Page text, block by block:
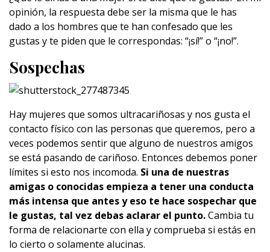
opinión, la respuesta debe ser la misma que le has
dado a los hombres que te han confesado que les
gustas y te piden que le correspondas: “¡sí!” o “¡no!”.
Sospechas
Hay mujeres que somos ultracariñosas y nos gusta el
contacto físico con las personas que queremos, pero a
veces podemos sentir que alguno de nuestros amigos
se está pasando de cariñoso. Entonces debemos poner
límites si esto nos incomoda. Si una de nuestras
amigas o conocidas empieza a tener una conducta
más intensa que antes y eso te hace sospechar que
le gustas, tal vez debas aclarar el punto.Cambia tu
forma de relacionarte con ella y comprueba si estás en
lo cierto o solamente alucinas.